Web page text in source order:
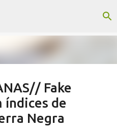
principal
Fake
índices de
Negra